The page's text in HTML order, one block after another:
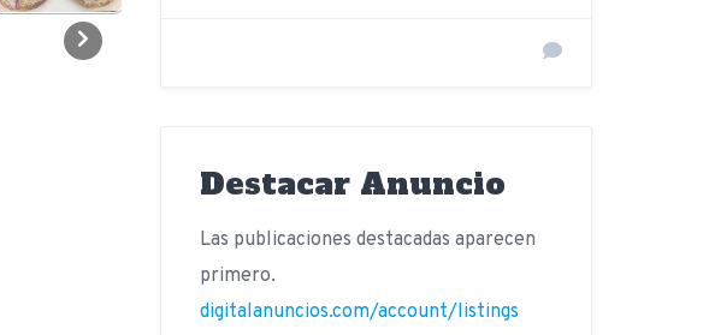
Destacar Anuncio
Las publicaciones destacadas aparecen
primero.
digitalanuncios.com/account/listings